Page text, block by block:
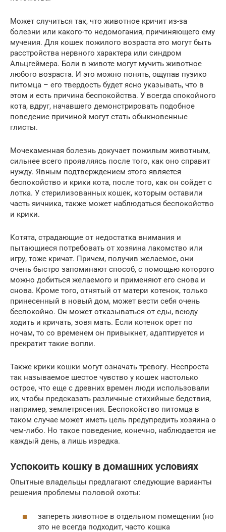
Может случиться так, что животное кричит из-за
болезни или какого-то недомогания, причиняющего ему
мучения. Для кошек пожилого возраста это могут быть
расстройства нервного характера или синдром
Альцгеймера. Боли в животе могут мучить животное
любого возраста. И это можно понять, ощупав пузико
питомца – его твердость будет ясно указывать, что в
этом и есть причина беспокойства. У всегда спокойного
кота, вдруг, начавшего демонстрировать подобное
поведение причиной могут стать обыкновенные
глисты.
Мочекаменная болезнь докучает пожилым животным,
сильнее всего проявляясь после того, как оно справит
нужду. Явным подтверждением этого является
беспокойство и крики кота, после того, как он сойдет с
лотка. У стерилизованных кошек, которым оставили
часть яичника, также может наблюдаться беспокойство
и крики.
Котята, страдающие от недостатка внимания и
пытающиеся потребовать от хозяина лакомство или
игру, тоже кричат. Причем, получив желаемое, они
очень быстро запоминают способ, с помощью которого
можно добиться желаемого и применяют его снова и
снова. Кроме того, отнятый от матери котенок, только
принесенный в новый дом, может вести себя очень
беспокойно. Он может отказываться от еды, всюду
ходить и кричать, зовя мать. Если котенок орет по
ночам, то со временем он привыкнет, адаптируется и
прекратит такие вопли.
Также крики кошки могут означать тревогу. Неспроста
так называемое шестое чувство у кошек настолько
острое, что еще с древних времен люди использовали
их, чтобы предсказать различные стихийные бедствия,
например, землетрясения. Беспокойство питомца в
таком случае может иметь цель предупредить хозяина о
чем-либо. Но такое поведение, конечно, наблюдается не
каждый день, а лишь изредка.
Успокоить кошку в домашних условиях
Опытные владельцы предлагают следующие варианты
решения проблемы половой охоты:
запереть животное в отдельном помещении (но
это не всегда подходит, часто кошка